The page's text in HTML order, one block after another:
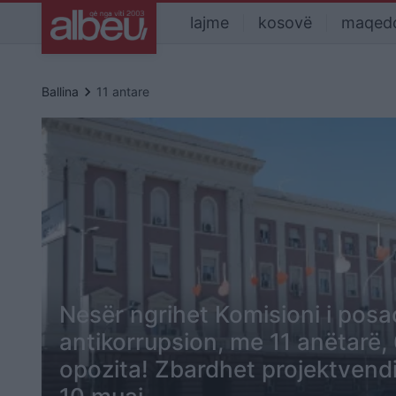
lajme kosovë
Ballina keyboard_arrow_right 11 antare
Nesër ngrihet Komisioni i
antikorrupsion, me 11 anëtarë,
opozita! Zbardhet